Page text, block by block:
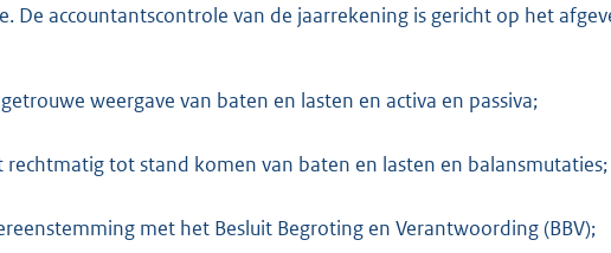
De accountantscontrole van de jaarrekening is gericht op het
weergave van baten en lasten en activa en passiva;
rechtmatig tot stand komen van baten en lasten en balansmutaties;
met het Besluit Begroting en Verantwoording (BBV);